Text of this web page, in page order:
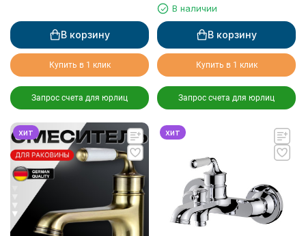
В корзину
Купить в 1 клик
Запрос счета для юрлиц
В наличии
В корзину
Купить в 1 клик
Запрос счета для юрлиц
хит хит